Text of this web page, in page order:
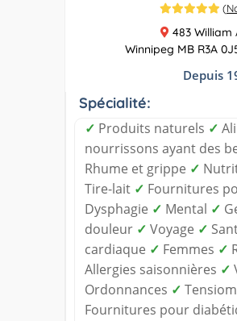
(
483 William
Winnipeg MB R3A
Depuis
Spécialité:
✓ Produits naturels ✓
nourrissons ayant des
Rhume et grippe ✓
Tire-lait ✓ Fournitures
Dysphagie ✓ Mental ✓
douleur ✓ Voyage ✓
cardiaque ✓ Femmes ✓
Allergies saisonnières ✓
Ordonnances ✓
Fournitures pour